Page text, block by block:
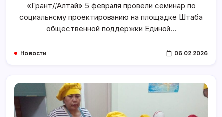
ФПГ
Прошел
В
Республике
Алтай.
«Грант//Алтай» 5 февраля провели семинар по
социальному проектированию на площадке Штаба
общественной поддержки Единой…
Новости 06.02.2026